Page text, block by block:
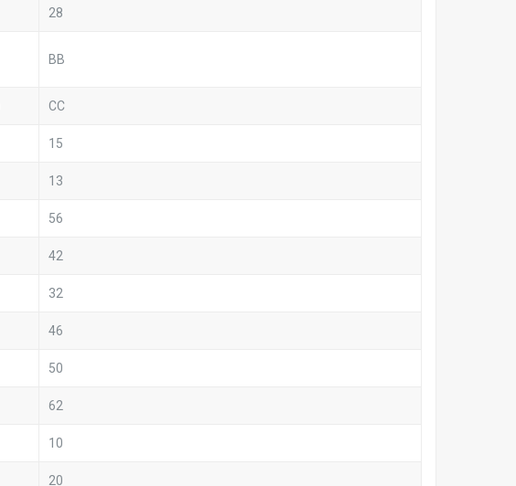
28
BB
CC
15
13
56
42
32
46
50
62
10
20